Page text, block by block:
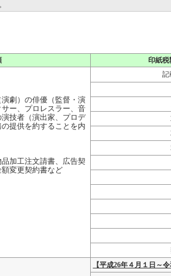
印紙税
劇）の俳優（監督・演
ー、プロレスラー、音
技者（演出家、プロデ
提供を約することを内
加工注文請書、広告契
変更契約書など
記
【平成26年４月１日～